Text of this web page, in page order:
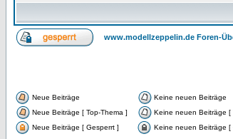
www.modellzeppelin.de Foren-
Neue Beiträge Keine neuen Beiträge
Neue Beiträge [ Top-Thema ]
Keine neuen Beiträge [
Neue Beiträge [ Gesperrt ]
Keine neuen Beiträge [